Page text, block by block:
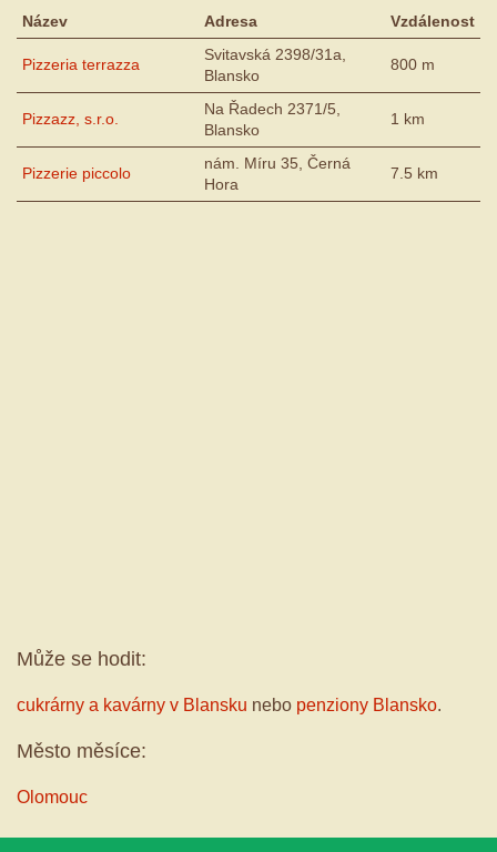
Název Adresa Vzdálenost
Pizzeria terrazza
Svitavská 2398/31a,
Blansko
800 m
Pizzazz, s.r.o.
Na Řadech 2371/5,
Blansko
1 km
Pizzerie piccolo
nám. Míru 35, Černá
Hora
7.5 km
Může se hodit:
cukrárny a kavárny v Blansku nebo penziony Blansko.
Město měsíce:
Olomouc